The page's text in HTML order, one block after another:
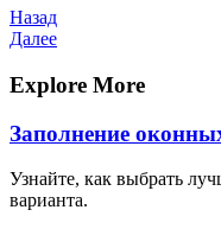
Навигация
по
записям
Предыдущая
запись
Назад
Следующая
Далее
Explore More
Заполнение
Узнайте, как выбрать
варианта.